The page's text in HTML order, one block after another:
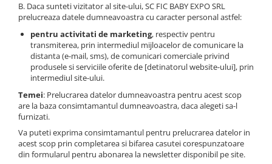
B. Daca sunteti vizitator al site-ului, SC FIC BABY EXPO SRL
prelucreaza datele dumneavoastra cu caracter personal astfel:
pentru activitati de marketing, respectiv pentru
transmiterea, prin intermediul mijloacelor de comunicare la
distanta (e-mail, sms), de comunicari comerciale privind
produsele si serviciile oferite de [detinatorul website-ului], prin
intermediul site-ului.
Temei: Prelucrarea datelor dumneavoastra pentru acest scop
are la baza consimtamantul dumneavoastra, daca alegeti sa-l
furnizati.
Va puteti exprima consimtamantul pentru prelucrarea datelor in
acest scop prin completarea si bifarea casutei corespunzatoare
din formularul pentru abonarea la newsletter disponibil pe site.